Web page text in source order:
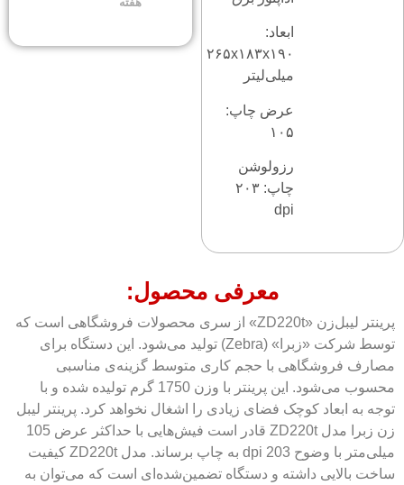
ابعاد:
۲۶۵x۱۸۳x۱۹۰
میلی‌لیتر
عرض چاپ:
۱۰۵
رزولوشن
چاپ: ۲۰۳
dpi
معرفی محصول:
پرینتر لیبل‌زن «ZD220t» از سری‌ محصولات فروشگاهی است که
توسط شرکت «زبرا» (Zebra) تولید می‌شود. این دستگاه برای
مصارف فروشگاهی با حجم کاری متوسط گزینه‌ی مناسبی
محسوب می‌شود. این پرینتر با وزن 1750 گرم تولیده شده و با
توجه به ابعاد کوچک فضای زیادی را اشغال نخواهد کرد. پرینتر لیبل
زن زبرا مدل ZD220t قادر است فیش‌هایی با حداکثر عرض 105
میلی‌متر با وضوح 203 dpi به چاپ برساند. مدل ZD220t کیفیت
ساخت بالایی داشته و دستگاه تضمین‌شده‌ای است که می‌توان به